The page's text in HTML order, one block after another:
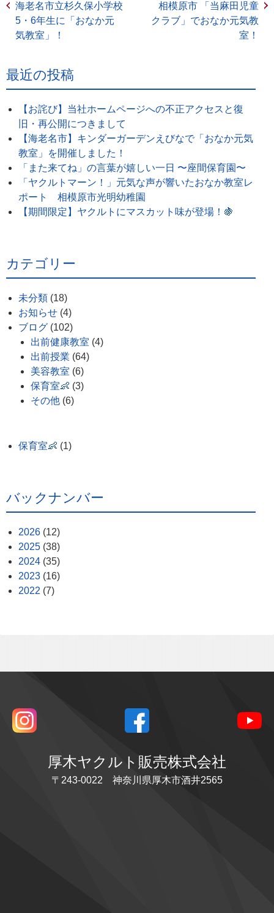
海老名市立杉久保小学校
5・6年生に「おなか元
気教室」！
相模原市 「当麻田児童
クラブ」でおなか元気教
室！
最近の投稿
【お詫び】当社ホームページへの不正アクセスと復
旧・再公開につきまして
【海老名市】キンダーガーデンえびなで「おなか元気
教室」を開催しました！
「また来てね」の言葉が嬉しい一日 〜座間保育園〜
「ヤクルトマーン！」元気な声が響いたおなか教室レ
ポート 相模原市光明幼稚園
【期間限定】ヤクルトにマスカット味が登場！🍇
カテゴリー
未分類 (18)
お知らせ (4)
ブログ (102)
出前健康教室 (4)
出前授業 (64)
美容教室 (6)
保育室👶 (3)
その他 (6)
保育室👶 (1)
バックナンバー
2026 (12)
2025 (38)
2024 (35)
2023 (16)
2022 (7)
厚木ヤクルト販売株式会社
〒243-0022 神奈川県厚木市酒井2565